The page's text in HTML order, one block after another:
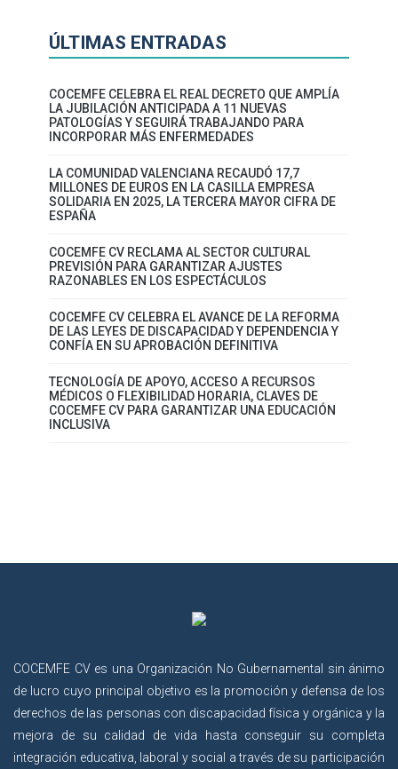
ÚLTIMAS ENTRADAS
COCEMFE CELEBRA EL REAL DECRETO QUE AMPLÍA
LA JUBILACIÓN ANTICIPADA A 11 NUEVAS
PATOLOGÍAS Y SEGUIRÁ TRABAJANDO PARA
INCORPORAR MÁS ENFERMEDADES
LA COMUNIDAD VALENCIANA RECAUDÓ 17,7
MILLONES DE EUROS EN LA CASILLA EMPRESA
SOLIDARIA EN 2025, LA TERCERA MAYOR CIFRA DE
ESPAÑA
COCEMFE CV RECLAMA AL SECTOR CULTURAL
PREVISIÓN PARA GARANTIZAR AJUSTES
RAZONABLES EN LOS ESPECTÁCULOS
COCEMFE CV CELEBRA EL AVANCE DE LA REFORMA
DE LAS LEYES DE DISCAPACIDAD Y DEPENDENCIA Y
CONFÍA EN SU APROBACIÓN DEFINITIVA
TECNOLOGÍA DE APOYO, ACCESO A RECURSOS
MÉDICOS O FLEXIBILIDAD HORARIA, CLAVES DE
COCEMFE CV PARA GARANTIZAR UNA EDUCACIÓN
INCLUSIVA
COCEMFE CV es una Organización No Gubernamental sin ánimo
de lucro cuyo principal objetivo es la promoción y defensa de los
derechos de las personas con discapacidad física y orgánica y la
mejora de su calidad de vida hasta conseguir su completa
integración educativa, laboral y social a través de su participación